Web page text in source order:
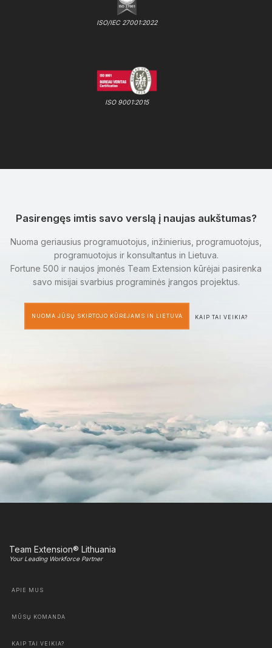
ISO/IEC 27001:2022
ISO 9001:2015
Pasirengęs imtis savo verslą į naujas aukštumas?
Nuoma geriausius programuotojus, inžinierius, programuotojus,
programuotojus ir konsultantus in Lietuva.
Fortune 500 ir naujos įmonės Team Extension kūrėjai pasirenka
savo misijai svarbius programinės įrangos projektus.
NUOMA JŪSŲ SKIRTOJO KŪRĖJAMS IN LIETUVA KAIP TAI VEIKIA?
Team Extension® Lithuania
Your Leading Workforce Partner
APIE MUS
MŪSŲ KOMANDA
KAIP TAI VEIKIA?